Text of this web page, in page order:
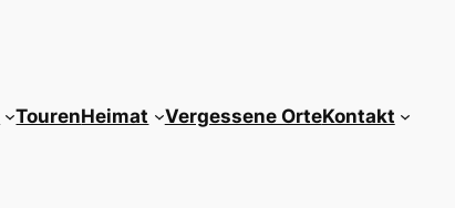
TourenHeimat Vergessene OrteKontakt